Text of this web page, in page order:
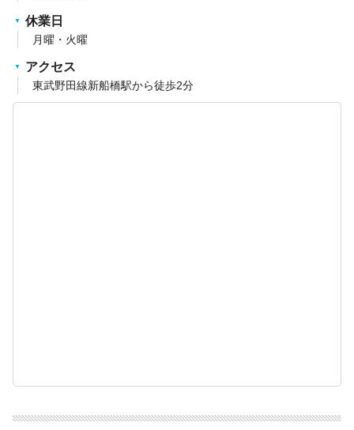
休業日
月曜・火曜
アクセス
東武野田線新船橋駅から徒歩2分